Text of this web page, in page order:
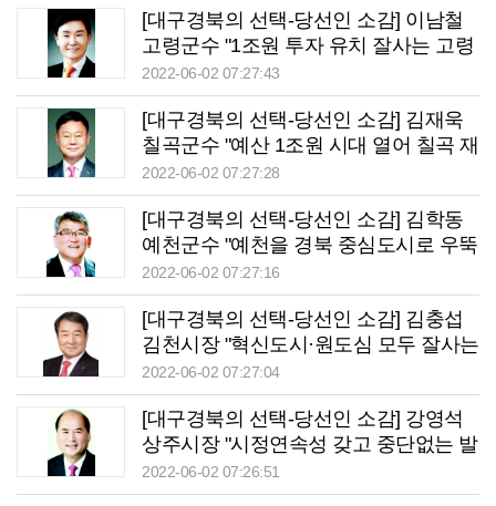
[대구경북의 선택-당선인 소감] 이남철
고령군수 "1조원 투자 유치 잘사는 고령
구현 최선"
2022-06-02 07:27:43
[대구경북의 선택-당선인 소감] 김재욱
칠곡군수 "예산 1조원 시대 열어 칠곡 재
도약 노력"
2022-06-02 07:27:28
[대구경북의 선택-당선인 소감] 김학동
예천군수 "예천을 경북 중심도시로 우뚝
서게 할 것"
2022-06-02 07:27:16
[대구경북의 선택-당선인 소감] 김충섭
김천시장 "혁신도시·원도심 모두 잘사는
김천 실현"
2022-06-02 07:27:04
[대구경북의 선택-당선인 소감] 강영석
상주시장 "시정연속성 갖고 중단없는 발
전 이루겠다"
2022-06-02 07:26:51